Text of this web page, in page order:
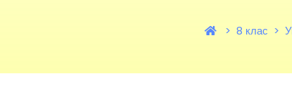
8 клас